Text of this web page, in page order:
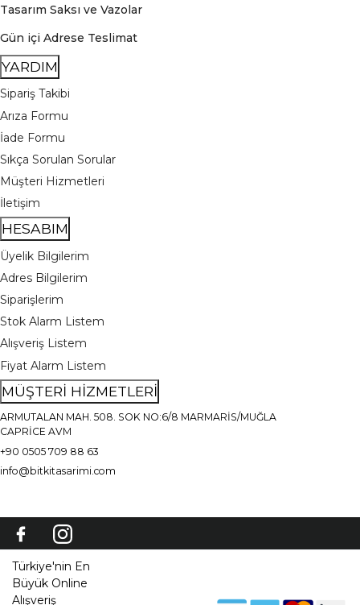
Tasarım Saksı ve Vazolar
Gün içi Adrese Teslimat
YARDIM
Sipariş Takibi
Arıza Formu
İade Formu
Sıkça Sorulan Sorular
Müşteri Hizmetleri
İletişim
HESABIM
Üyelik Bilgilerim
Adres Bilgilerim
Siparişlerim
Stok Alarm Listem
Alışveriş Listem
Fiyat Alarm Listem
MÜŞTERİ HİZMETLERİ
ARMUTALAN MAH. 508. SOK NO:6/8 MARMARİS/MUĞLA
CAPRİCE AVM
+90 0505 709 88 63
info@bitkitasarimi.com
Türkiye'nin En
Büyük Online
Alışveriş